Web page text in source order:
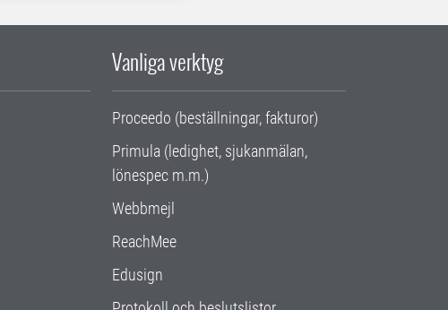
Vanliga verktyg
Proceedo (beställningar, fakturor)
Primula (ledighet, sjukanmälan,
lönespec m.m.)
Webbmejl
ReachMee
Edusign